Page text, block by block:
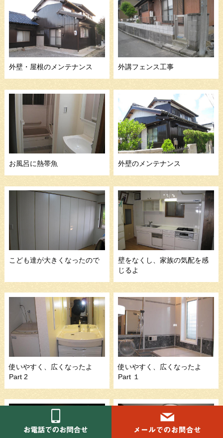
外壁・屋根のメンテナンス 外講フェンス工事
お風呂に熱帯魚 外壁のメンテナンス
こども達が大きくなったので
壁をなくし、家族の気配を感
じるよ
使いやすく、広くなったよ
Part 2
使いやすく、広くなったよ
Part １